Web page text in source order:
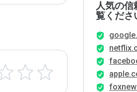
人気の信
覧くださ